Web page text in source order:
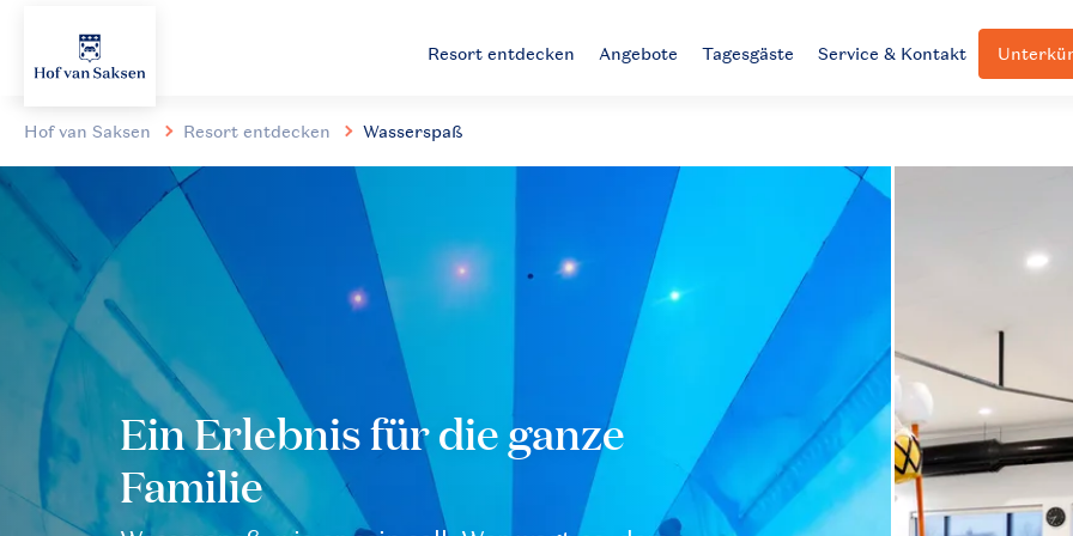
Resort entdecken Angebote Tagesgäste Service & Kontakt
Hof van Saksen Resort entdecken Wasserspaß
Ein Erlebnis für die ganze
Familie